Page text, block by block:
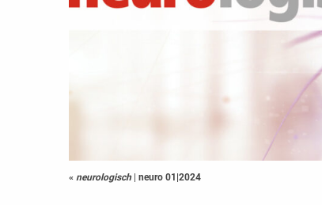
« neurologisch | neuro 01|2024